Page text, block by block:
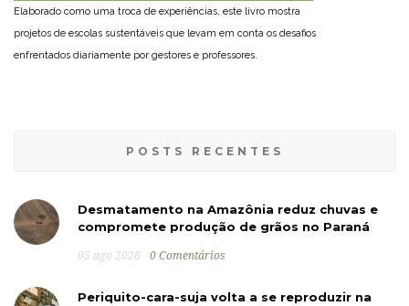
Elaborado como uma troca de experiências, este livro mostra
projetos de escolas sustentáveis que levam em conta os desafios
enfrentados diariamente por gestores e professores.
POSTS RECENTES
Desmatamento na Amazônia reduz chuvas e
compromete produção de grãos no Paraná
05 ago 2026 0 Comentários
Periquito-cara-suja volta a se reproduzir na